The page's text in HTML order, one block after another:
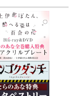
未観測のステラ
あさぎ屋
1,572円（税込）
【推しの子】
星野アクア×星野ルビー
サンプル